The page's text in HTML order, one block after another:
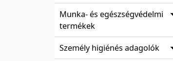
Munka- és egészségvédelmi
termékek
Személy higiénés adagolók